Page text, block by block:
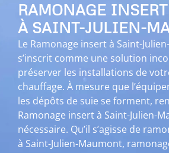
RAMONAGE INSERT
À SAINT-JULIEN-
Le Ramonage insert à Saint-
s’inscrit comme une solution
préserver les installations de
chauffage. À mesure que
les dépôts de suie se forment,
Ramonage insert à Saint-Julien-
nécessaire. Qu’il s’agisse de
à Saint-Julien-Maumont,